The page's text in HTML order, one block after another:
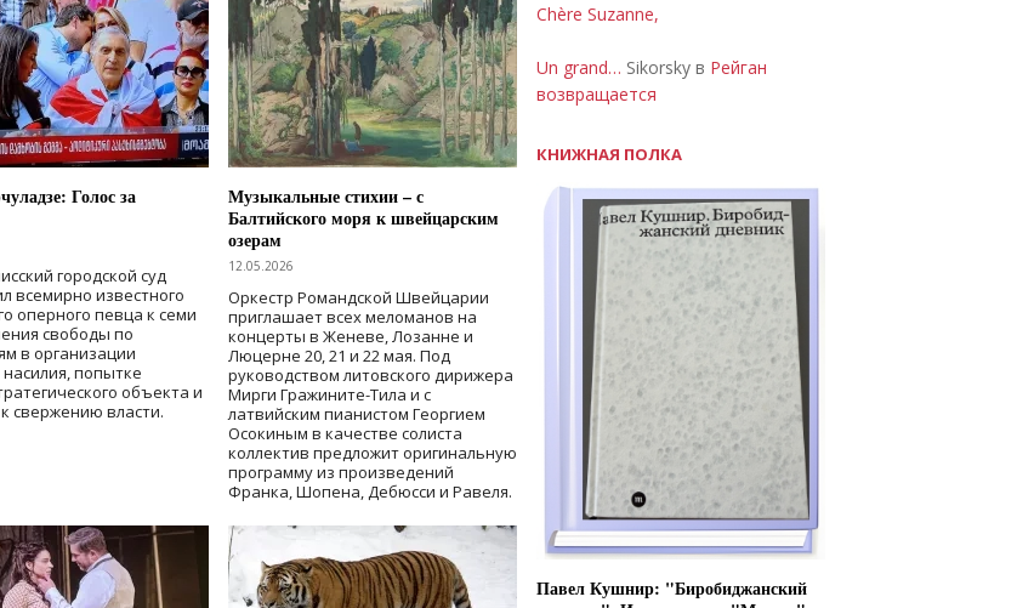
Голос за
городской суд
всемирно известного
оперного певца к семи
свободы по
в организации
насилия, попытке
объекта и
свержению власти.
Музыкальные стихии – с
Балтийского моря к швейцарским
озерам
12.05.2026
Оркестр Романдской Швейцарии
приглашает всех меломанов на
концерты в Женеве, Лозанне и
Люцерне 20, 21 и 22 мая. Под
руководством литовского дирижера
Мирги Гражините-Тила и с
латвийским пианистом Георгием
Осокиным в качестве солиста
коллектив предложит оригинальную
программу из произведений
Франка, Шопена, Дебюсси и Равеля.
Chère Suzanne,
Un grand… Sikorsky в Рейган
возвращается
КНИЖНАЯ ПОЛКА
Павел Кушнир: "Биробиджанский